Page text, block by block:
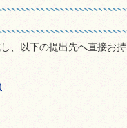
、以下の提出先へ直接お持